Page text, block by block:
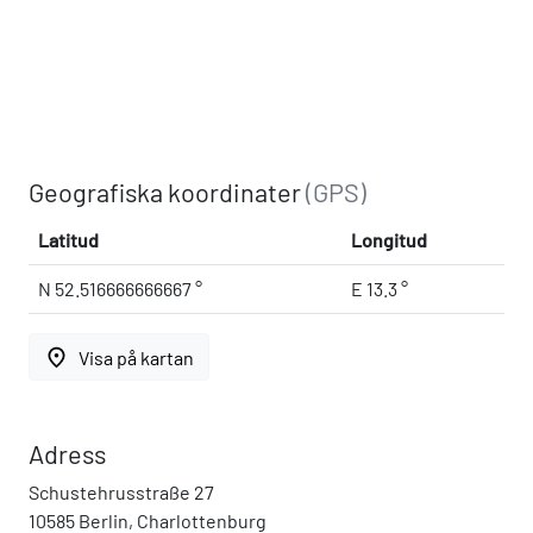
Geografiska koordinater(GPS)
Latitud Longitud
N 52.516666666667 ° E 13.3 °
place Visa på kartan
Adress
Schustehrusstraße 27
10585 Berlin, Charlottenburg